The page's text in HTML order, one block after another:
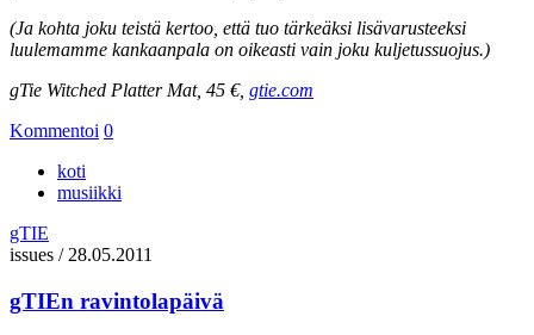
(Ja kohta joku teistä kertoo, että tuo tärkeäksi lisävarusteeksi
luulemamme kankaanpala on oikeasti vain joku kuljetussuojus.)
gTie Witched Platter Mat, 45 €, gtie.com
Kommentoi 0
koti
musiikki
gTIE
issues / 28.05.2011
gTIEn ravintolapäivä